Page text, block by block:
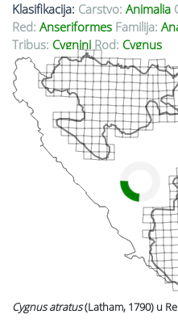
Klasifikacija: Carstvo: Animalia
Red: Anseriformes Familija:
Tribus: Cygnini Rod: Cygnus
Cygnus atratus(Latham, 1790) u